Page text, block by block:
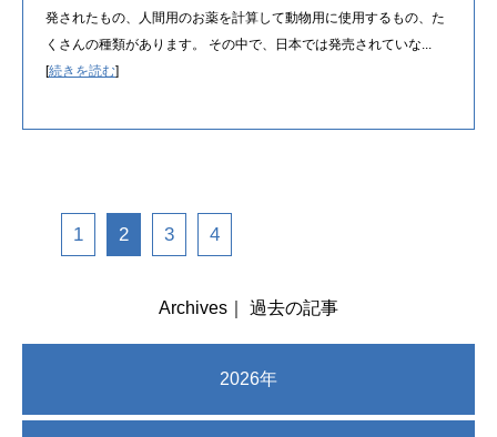
発されたもの、人間用のお薬を計算して動物用に使用するもの、た
くさんの種類があります。 その中で、日本では発売されていな...
[続きを読む]
1 2 3 4
Archives｜ 過去の記事
2026年